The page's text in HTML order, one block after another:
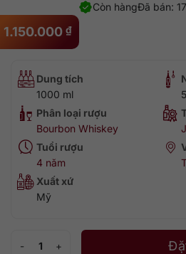
1.150.000 ₫
Đã bán:
Còn hàng
Dung tích
1000 ml
Phân loại rượu
Bourbon Whiskey
Tuổi rượu
4 năm
Xuất xứ
Mỹ
Jack Daniel's Bottled In Bond 1L số lượng